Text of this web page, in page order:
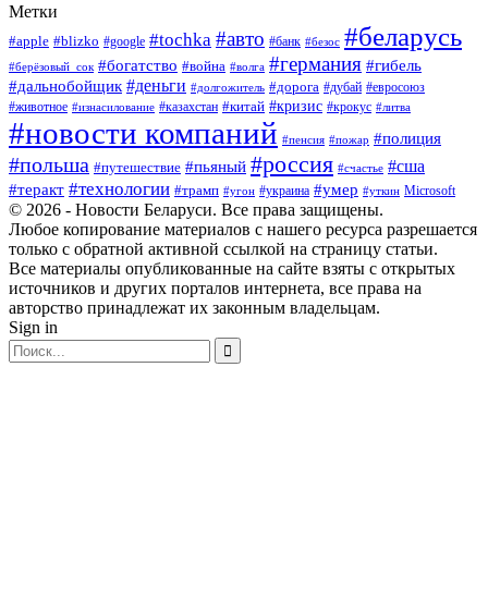
Метки
#apple #blizko #google #tochka #авто #банк #безос #беларусь
#берёзовый_сок #богатство #война #волга #германия #гибель
#дальнобойщик #деньги #долгожитель #дорога #дубай #евросоюз
#животное #изнасилование #казахстан #китай #кризис #крокус #литва
#новости компаний #пенсия #пожар #полиция
#польша #путешествие #пьяный #россия #счастье #сша
#теракт #технологии #трамп #угон #украина #умер #уткин Microsoft
© 2026 - Новости Беларуси. Все права защищены.
Любое копирование материалов с нашего ресурса разрешается
только с обратной активной ссылкой на страницу статьи.
Все материалы опубликованные на сайте взяты с открытых
источников и других порталов интернета, все права на
авторство принадлежат их законным владельцам.
Sign in